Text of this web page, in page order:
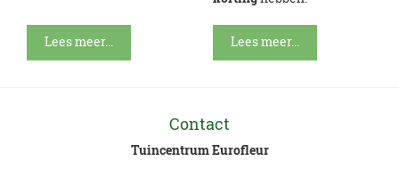
Lees meer... Lees meer...
Contact
Tuincentrum Eurofleur